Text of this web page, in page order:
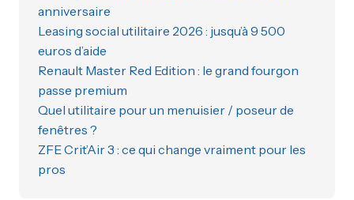
anniversaire
Leasing social utilitaire 2026 : jusqu’à 9 500
euros d’aide
Renault Master Red Edition : le grand fourgon
passe premium
Quel utilitaire pour un menuisier / poseur de
fenêtres ?
ZFE Crit’Air 3 : ce qui change vraiment pour les
pros